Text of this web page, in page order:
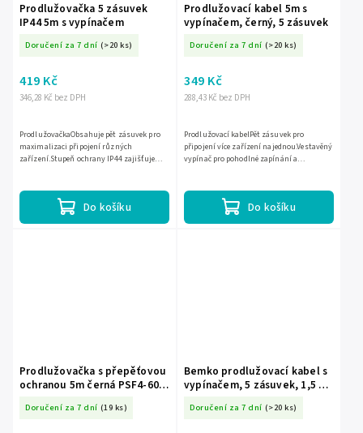
Prodlužovačka 5 zásuvek
IP44 5m s vypínačem
Doručení za 7 dní (>20 ks)
346,28 Kč bez DPH
419 Kč
Do košíku
ProdlužovačkaObsahuje pět zásuvek pro
maximalizaci připojení různých
zařízení.Stupeň ochrany IP44 zajišťuje
Prodlužovací kabel 5m s
vypínačem, černý, 5 zásuvek
Doručení za 7 dní (>20 ks)
288,43 Kč bez DPH
349 Kč
Do košíku
Prodlužovací kabelPět zásuvek pro
připojení více zařízení najednou.Vestavěný
vypínač pro pohodlné zapínání a
Prodlužovačka s přepěťovou
ochranou 5m černá PSF4-605-
Doručení za 7 dní (19 ks)
Bemko prodlužovací kabel s
vypínačem, 5 zásuvek, 1,5 m,
Doručení za 7 dní (>20 ks)